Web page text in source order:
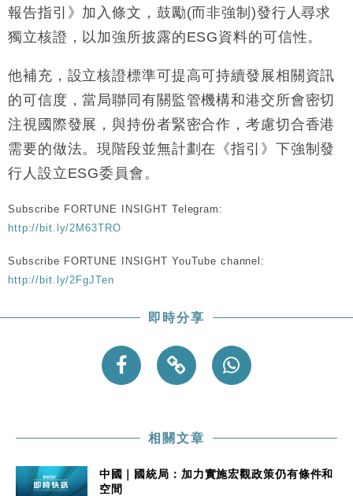
東京半島
13:12
國際｜特朗普赴洛杉磯高球場活動前 男子攜槍彈被捕
12:30
財經｜香港7月PMI回落至51 企業擴張放慢兼縮減人
手
11:40
財經｜黑石傳再籌逾360億美元 支援Anthropic租用
Google晶片
10:57
財經｜美商務部擬擴大金屬關稅範圍 14類產品或加徵
25%
定高消費客群
17:40
財經｜本港6月零售額連升14個月 珠寶鐘錶銷售升勢
16:33
財經｜滙控重啟最多10億美元回購 派息比率目標維持
50%
報告指引》加入條文，鼓勵(而非強制)發行人尋求
獨立核證，以加強所披露的ESG資料的可信性。
他補充，設立核證標準可提高可持續發展相關資訊
的可信度，當局聯同有關監管機構和港交所會密切
注視國際發展，與持份者緊密合作，考慮切合香港
需要的做法。現階段並無計劃在《指引》下強制發
行人設立ESG委員會。
Subscribe FORTUNE INSIGHT Telegram:
http://bit.ly/2M63TRO
Subscribe FORTUNE INSIGHT YouTube channel:
http://bit.ly/2FgJTen
即時分享
相關文章
中國｜國統局：加力實施宏觀政策仍有條件和
空間